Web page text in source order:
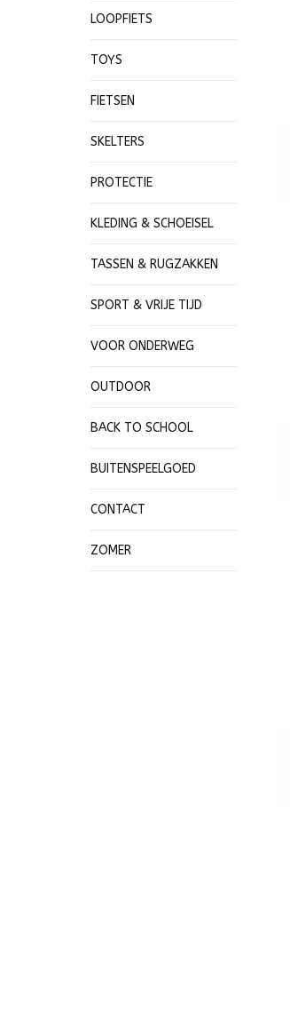
LOOPFIETS
TOYS
FIETSEN
SKELTERS
PROTECTIE
KLEDING & SCHOEISEL
TASSEN & RUGZAKKEN
SPORT & VRIJE TIJD
VOOR ONDERWEG
OUTDOOR
BACK TO SCHOOL
BUITENSPEELGOED
CONTACT
ZOMER